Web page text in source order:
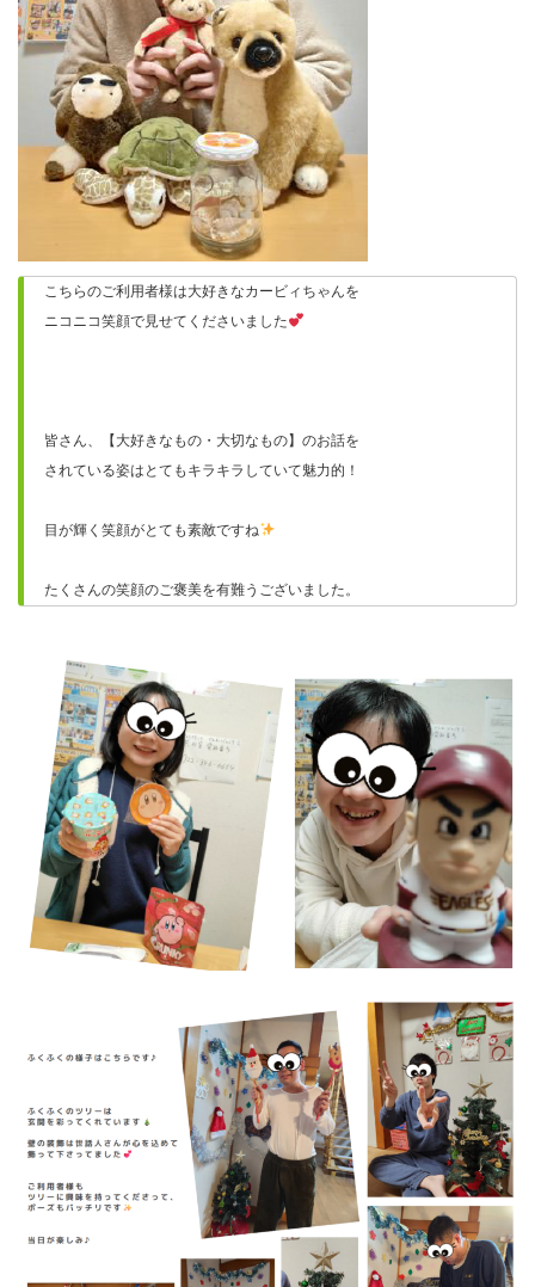
こちらのご利用者様は大好きなカービィちゃんを
ニコニコ笑顔で見せてくださいました
皆さん、【大好きなもの・大切なもの】のお話を
されている姿はとてもキラキラしていて魅力的！
目が輝く笑顔がとても素敵ですね
たくさんの笑顔のご褒美を有難うございました。